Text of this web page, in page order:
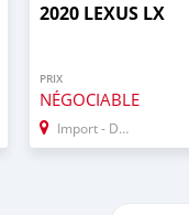
2020 LEXUS LX
PRIX
NÉGOCIABLE
Import - Dubai